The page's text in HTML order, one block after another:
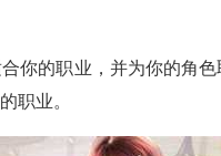
你的职业，并为你的角
职业。